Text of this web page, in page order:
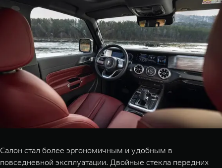
Салон стал более эргономичным и удобным в
повседневной эксплуатации. Двойные стекла передних